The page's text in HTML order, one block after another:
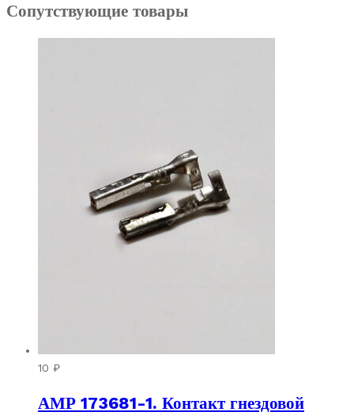
Сопутствующие товары
10 ₽
АМР 173681-1. Контакт гнездовой